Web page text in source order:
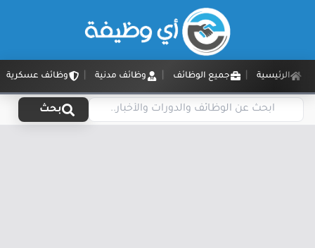
الرئيسية جميع الوظائف وظائف مدنية وظائف عسكرية
بحث